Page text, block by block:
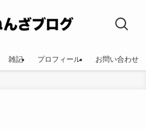
雑記 プロフィール お問い合わせ